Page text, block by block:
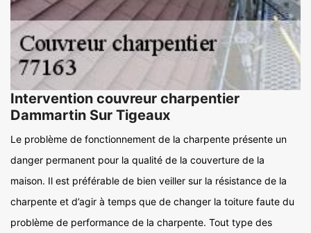
Intervention couvreur charpentier
Dammartin Sur Tigeaux
Le problème de fonctionnement de la charpente présente un
danger permanent pour la qualité de la couverture de la
maison. Il est préférable de bien veiller sur la résistance de la
charpente et d’agir à temps que de changer la toiture faute du
problème de performance de la charpente. Tout type des